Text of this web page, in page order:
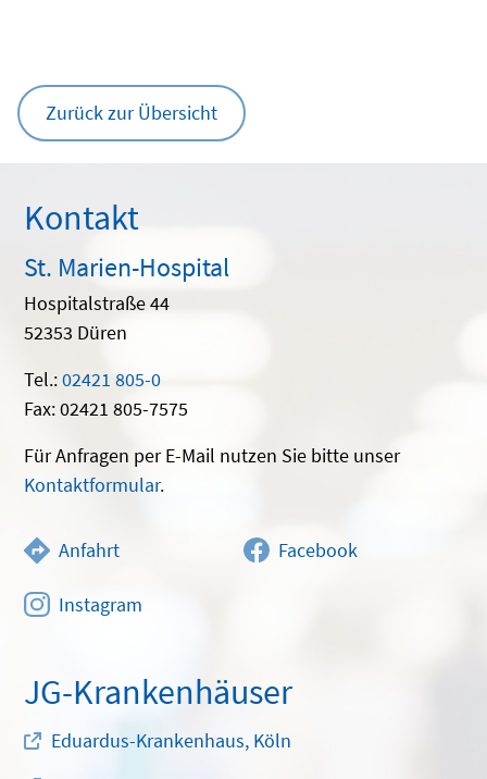
Zurück zur Übersicht
Kontakt
St. Marien-Hospital
Hospitalstraße 44
52353 Düren
Tel.:02421 805-0
Fax: 02421 805-7575
Für Anfragen per E-Mail nutzen Sie bitte unser
Kontaktformular.
Anfahrt Facebook
Instagram
JG-Krankenhäuser
Eduardus-Krankenhaus, Köln